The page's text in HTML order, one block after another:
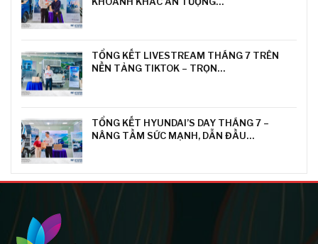
TỔNG KẾT LIVESTREAM THÁNG 7 TRÊN
NỀN TẢNG TIKTOK – TRỌN…
TỔNG KẾT HYUNDAI’S DAY THÁNG 7 –
NÂNG TẦM SỨC MẠNH, DẪN ĐẦU…